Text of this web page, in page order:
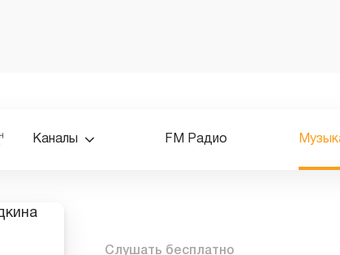
Каналы FM Радио
Слушать бесплатно